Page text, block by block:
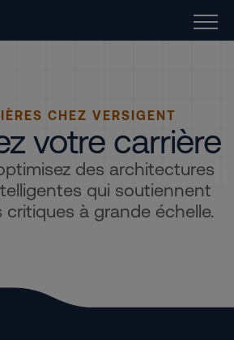
CHEZ VERSIGENT
votre carrière
des architectures
qui soutiennent
à grande échelle.